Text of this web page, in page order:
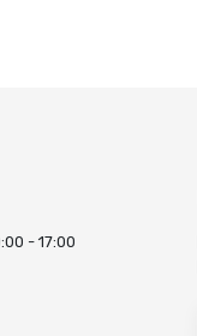
- 17:00